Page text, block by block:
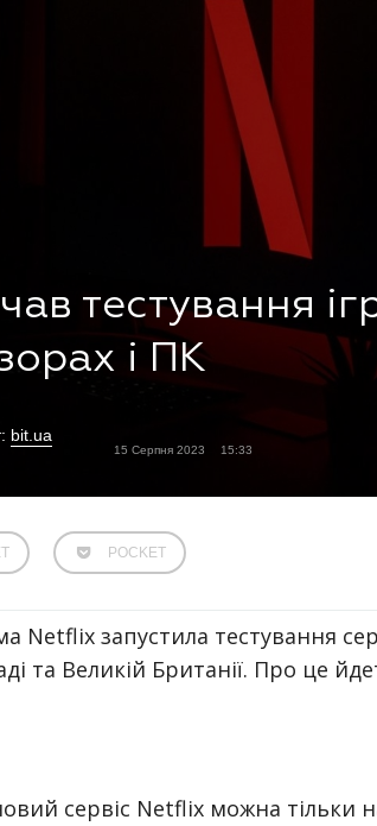
тестування
і ПК
bit.ua
15 Серпня 2023 15:33
POCKET
Netflix запустила тестування
та Великій Британії. Про це
сервіс Netflix можна тільки